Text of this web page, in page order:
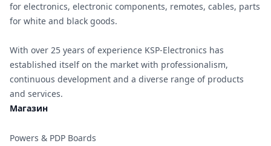
for electronics, electronic components, remotes, cables, parts
for white and black goods.
With over 25 years of experience KSP-Electronics has
established itself on the market with professionalism,
continuous development and a diverse range of products
and services.
Магазин
Powers & PDP Boards